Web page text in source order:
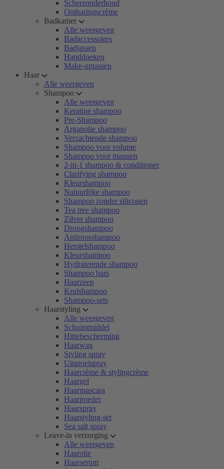
Scheeronderhoud
Ontharingscrème
Badkamer
Alle weergeven
Badaccessoires
Badjassen
Handdoeken
Make-uptassen
Haar
Alle weergeven
Shampoo
Alle weergeven
Keratine shampoo
Pre-Shampoo
Arganolie shampoo
Verzachtende shampoo
Shampoo voor volume
Shampoo voor mannen
2-in-1 shampoo & conditioner
Clarifying shampoo
Kleurshampoo
Natuurlijke shampoo
Shampoo zonder siliconen
Tea tree shampoo
Zilver shampoo
Droogshampoo
Antiroosshampoo
Herstelshampoo
Kleurshampoo
Hydraterende shampoo
Shampoo bars
Haarzeep
Krulshampoo
Shampoo-sets
Haarstyling
Alle weergeven
Schuimmiddel
Hittebescherming
Haarwax
Styling spray
Uitgroeispray
Haarcrème & stylingcrème
Haargel
Haarmascara
Haarpoeder
Haarspray
Haarstyling-set
Sea salt spray
Leave-in verzorging
Alle weergeven
Haarolie
Haarserum